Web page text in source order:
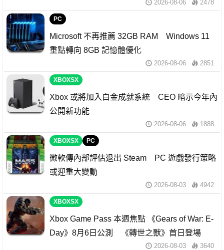
2026-08-06 2478
PC
Microsoft 不再推薦 32GB RAM Windows 11
重點轉向 8GB 記憶體優化
2026-08-06 2851
XBOXSX
Xbox 或將加入白金成就系統 CEO 暗示今年內
公開新功能
2026-08-06 1888
XBOXSX PC
微軟傳內部評估退出 Steam PC 遊戲發行策略
或迎重大變動
2026-08-03 4942
XBOXSX
Xbox Game Pass 本週焦點 《Gears of War: E-
Day》8月6日公測 《轉世之獸》首日登場
2026-08-03 3640